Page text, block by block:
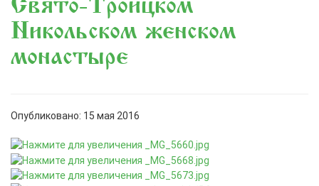
Свято-Троицком
Никольском женском
монастыре
Опубликовано: 15 мая 2016